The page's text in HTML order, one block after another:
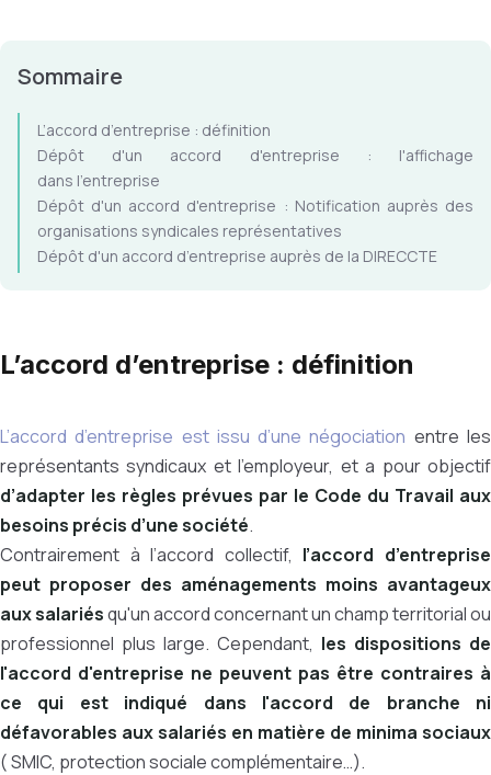
Sommaire
L’accord d’entreprise : définition
Dépôt d'un accord d'entreprise : l'affichage
dans l'entreprise
Dépôt d'un accord d'entreprise : Notification auprès des
organisations syndicales représentatives
Dépôt d'un accord d’entreprise auprès de la DIRECCTE
L’accord d’entreprise : définition
L’accord d’entreprise est issu d’une négociation entre les
représentants syndicaux et l’employeur, et a pour objectif
d’adapter les règles prévues par le Code du Travail aux
besoins précis d’une société.
Contrairement à l’accord collectif, l’accord d’entreprise
peut proposer des aménagements moins avantageux
aux salariésqu'un accord concernant un champ territorial ou
professionnel plus large. Cependant, les dispositions de
l'accord d'entreprise ne peuvent pas être contraires à
ce qui est indiqué dans l'accord de branche ni
défavorables aux salariés en matière de minima sociaux
( SMIC, protection sociale complémentaire…).